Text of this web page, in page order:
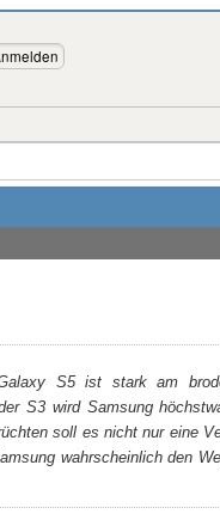
S5 ist stark am
S3 wird Samsung
soll es nicht nur eine
wahrscheinlich den